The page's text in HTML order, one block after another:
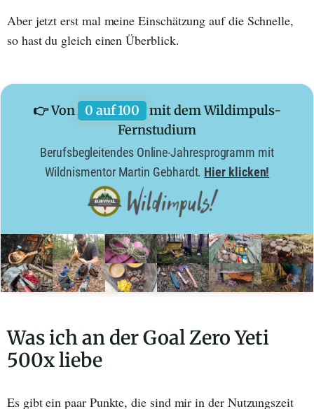
Aber jetzt erst mal meine Einschätzung auf die Schnelle,
so hast du gleich einen Überblick.
👉 Von 0 auf 100
mit dem Wildimpuls-
Fernstudium
Berufsbegleitendes Online-Jahresprogramm mit
Wildnismentor Martin Gebhardt. Hier klicken!
Was ich an der Goal Zero Yeti
500x liebe
Es gibt ein paar Punkte, die sind mir in der Nutzungszeit